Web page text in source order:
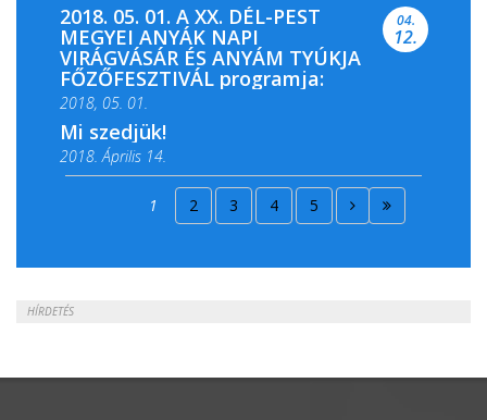
2018. 05. 01. A XX. DÉL-PEST
MEGYEI ANYÁK NAPI
VIRÁGVÁSÁR ÉS ANYÁM TYÚKJA
FŐZŐFESZTIVÁL programja:
2018, 05. 01.
04.
12.
Mi szedjük!
2018. Április 14.
2018. Április 15.
1 2 3 4 5
HÍRDETÉS